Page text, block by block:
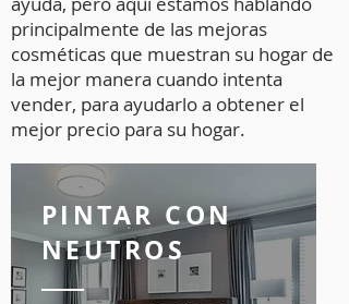
principalmente de las mejoras
cosméticas que muestran su hogar de
la mejor manera cuando intenta
vender, para ayudarlo a obtener el
mejor precio para su hogar.
PINTAR CON
NEUTROS